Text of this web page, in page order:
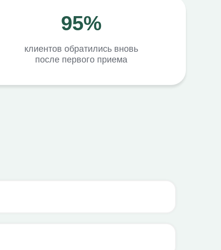
95%
клиентов обратились вновь
после первого приема